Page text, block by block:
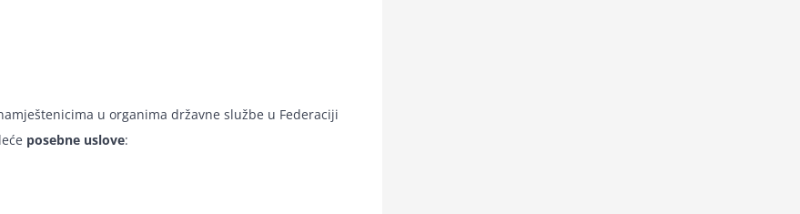
u organima državne službe u Federaciji
posebne uslove: